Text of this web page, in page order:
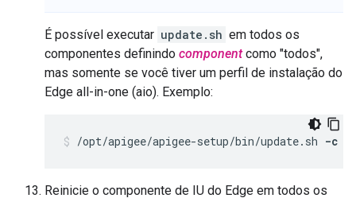
É possível executar update.sh em todos os
componentes definindo componentcomo "todos",
mas somente se você tiver um perfil de instalação do
Edge all-in-one (aio). Exemplo:
/opt/apigee/apigee-setup/bin/update.sh -c
Reinicie o componente de IU do Edge em todos os